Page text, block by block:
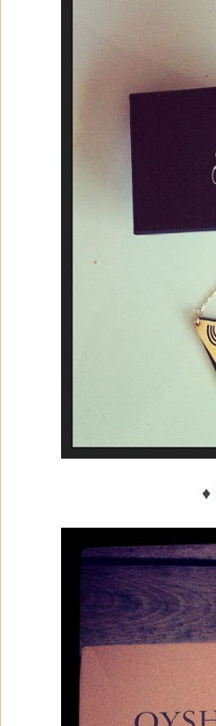
♦